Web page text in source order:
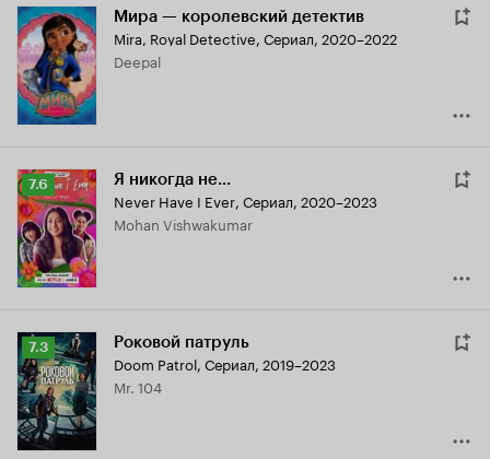
Мира — королевский детектив
Mira, Royal Detective, Сериал, 2020–2022
Deepal
Рейтинг
Кинопоиска
7.6
7.6 Я никогда не...
Never Have I Ever, Сериал, 2020–2023
Mohan Vishwakumar
Рейтинг
Кинопоиска
7.3
7.3 Роковой патруль
Doom Patrol, Сериал, 2019–2023
Mr. 104